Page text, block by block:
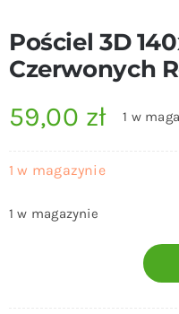
Pościel 3D
Czerwonych
59,00 zł 1 w
1 w magazynie
1 w magazynie